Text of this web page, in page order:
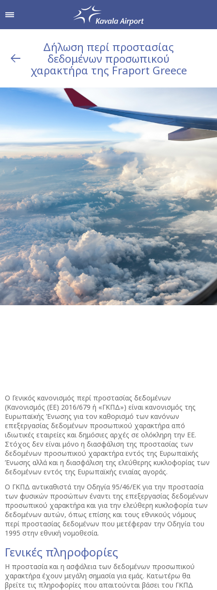
Από & Προς το Αεροδρόμιο
Πληροφορίες Επιβατών
Αγορές & Γεύση Υπηρεσίες
Καταστήματα
Δήλωση περί προστασίας
δεδομένων προσωπικού
χαρακτήρα της Fraport Greece
Ο Γενικός κανονισμός περί προστασίας δεδομένων
(Κανονισμός (ΕΕ) 2016/679 ή «ΓΚΠΔ») είναι κανονισμός της
Ευρωπαϊκής Ένωσης για τον καθορισμό των κανόνων
επεξεργασίας δεδομένων προσωπικού χαρακτήρα από
ιδιωτικές εταιρείες και δημόσιες αρχές σε ολόκληρη την ΕΕ.
Στόχος δεν είναι μόνο η διασφάλιση της προστασίας των
δεδομένων προσωπικού χαρακτήρα εντός της Ευρωπαϊκής
Ένωσης αλλά και η διασφάλιση της ελεύθερης κυκλοφορίας των
δεδομένων εντός της Ευρωπαϊκής ενιαίας αγοράς.
Ο ΓΚΠΔ αντικαθιστά την Οδηγία 95/46/ΕΚ για την προστασία
των φυσικών προσώπων έναντι της επεξεργασίας δεδομένων
προσωπικού χαρακτήρα και για την ελεύθερη κυκλοφορία των
δεδομένων αυτών, όπως επίσης και τους εθνικούς νόμους
περί προστασίας δεδομένων που μετέφεραν την Οδηγία του
1995 στην εθνική νομοθεσία.
Γενικές πληροφορίες
Η προστασία και η ασφάλεια των δεδομένων προσωπικού
χαρακτήρα έχουν μεγάλη σημασία για εμάς. Κατωτέρω θα
βρείτε τις πληροφορίες που απαιτούνται βάσει του ΓΚΠΔ